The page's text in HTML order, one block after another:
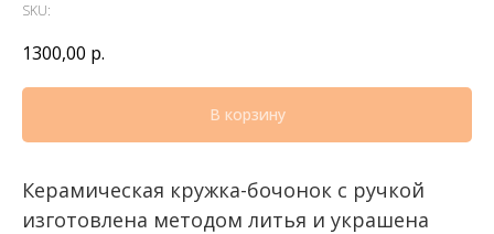
SKU:
1300,00 р.
В корзину
Керамическая кружка-бочонок с ручкой
изготовлена методом литья и украшена